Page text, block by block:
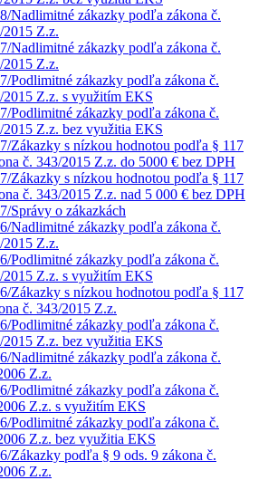
Nadlimitné zákazky podľa zákona č.
2015 Z.z.
Nadlimitné zákazky podľa zákona č.
2015 Z.z.
Podlimitné zákazky podľa zákona č.
2015 Z.z. s využitím EKS
Podlimitné zákazky podľa zákona č.
2015 Z.z. bez využitia EKS
Zákazky s nízkou hodnotou podľa § 117
č. 343/2015 Z.z. do 5000 € bez DPH
Zákazky s nízkou hodnotou podľa § 117
č. 343/2015 Z.z. nad 5 000 € bez DPH
Správy o zákazkách
Nadlimitné zákazky podľa zákona č.
2015 Z.z.
Podlimitné zákazky podľa zákona č.
2015 Z.z. s využitím EKS
Zákazky s nízkou hodnotou podľa § 117
č. 343/2015 Z.z.
Podlimitné zákazky podľa zákona č.
2015 Z.z. bez využitia EKS
Nadlimitné zákazky podľa zákona č.
Z.z.
Podlimitné zákazky podľa zákona č.
Z.z. s využitím EKS
Podlimitné zákazky podľa zákona č.
Z.z. bez využitia EKS
Zákazky podľa § 9 ods. 9 zákona č.
Z.z.